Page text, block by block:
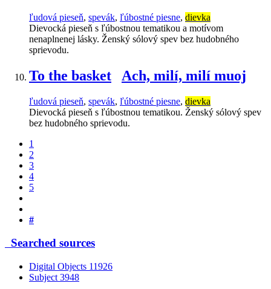
ľudová pieseň, spevák, ľúbostné piesne, dievka
Dievocká pieseň s ľúbostnou tematikou a motívom
nenaplnenej lásky. Ženský sólový spev bez hudobného
sprievodu.
To the basket Ach, milí, milí muoj
ľudová pieseň, spevák, ľúbostné piesne, dievka
Dievocká pieseň s ľúbostnou tematikou. Ženský sólový spev
bez hudobného sprievodu.
1
2
3
4
5
#
Searched sources
Digital Objects 11926
Subject 3948